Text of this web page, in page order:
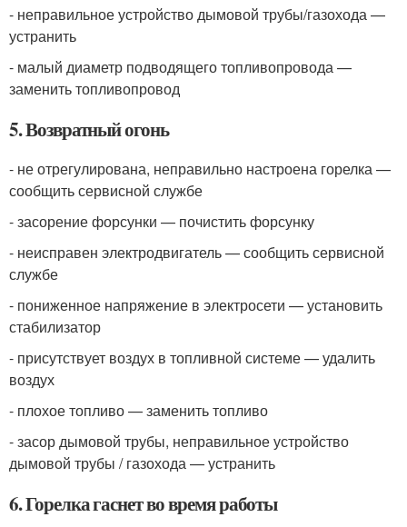
- неправильное устройство дымовой трубы/газохода —
устранить
- малый диаметр подводящего топливопровода —
заменить топливопровод
5. Возвратный огонь
- не отрегулирована, неправильно настроена горелка —
сообщить сервисной службе
- засорение форсунки — почистить форсунку
- неисправен электродвигатель — сообщить сервисной
службе
- пониженное напряжение в электросети — установить
стабилизатор
- присутствует воздух в топливной системе — удалить
воздух
- плохое топливо — заменить топливо
- засор дымовой трубы, неправильное устройство
дымовой трубы / газохода — устранить
6. Горелка гаснет во время работы